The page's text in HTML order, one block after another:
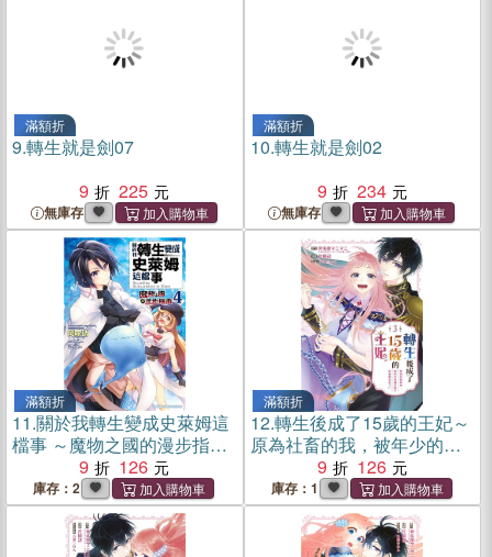
滿額折
9.轉生就是劍07
9
225
無庫存
滿額折
10.轉生就是劍02
9
234
無庫存
滿額折
11.關於我轉生變成史萊姆這
檔事 ～魔物之國的漫步指南
9 126
庫存：2
滿額折
12.轉生後成了15歲的王妃～
原為社畜的我，被年少的國
王陛下給強勢追求了!?～
03（END）
9 126
庫存：1